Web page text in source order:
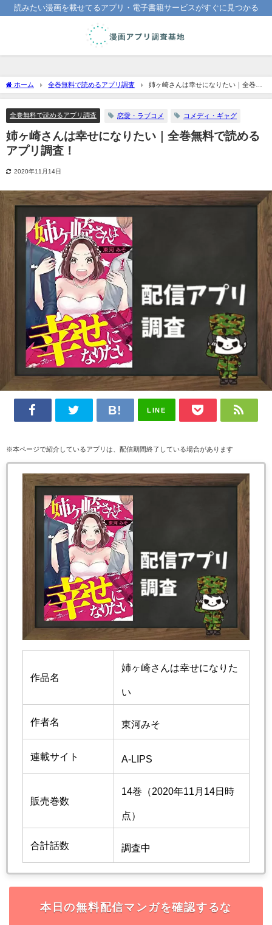
読みたい漫画を載せてるアプリ・電子書籍サービスがすぐに見つかる
ホーム 全巻無料で読めるアプリ調査
姉ヶ崎さんは幸せになりたい｜全巻無
料で読めるアプリ調査！
全巻無料で読めるアプリ調査 恋愛・ラブコメ コメディ・ギャグ
姉ヶ崎さんは幸せになりたい｜全巻無料で読める
アプリ調査！
2020年11月14日
LINE
※本ページで紹介しているアプリは、配信期間終了している場合があります
作品名
姉ヶ崎さんは幸せになりた
い
作者名 東河みそ
連載サイト A-LIPS
販売巻数
14巻（2020年11月14日時
点）
合計話数 調査中
本日の無料配信マンガを確認するな